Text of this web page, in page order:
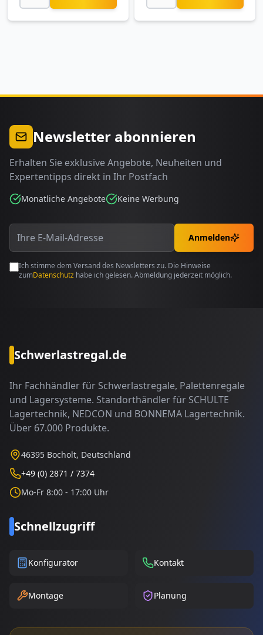
Newsletter abonnieren
Erhalten Sie exklusive Angebote, Neuheiten und
Expertentipps direkt in Ihr Postfach
Monatliche Angebote Keine Werbung
Anmelden
Ich stimme dem Versand des Newsletters zu. Die Hinweise
zumDatenschutz habe ich gelesen. Abmeldung jederzeit möglich.
Schwerlastregal.de
Ihr Fachhändler für Schwerlastregale, Palettenregale
und Lagersysteme. Standorthändler für SCHULTE
Lagertechnik, NEDCON und BONNEMA Lagertechnik.
Über 67.000 Produkte.
46395 Bocholt, Deutschland
+49 (0) 2871 / 7374
Mo-Fr 8:00 - 17:00 Uhr
Schnellzugriff
Konfigurator Kontakt
Montage Planung